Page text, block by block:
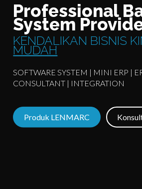
Professional
System
KENDALIKAN BISNIS
MUDAH
SOFTWARE SYSTEM | MINI ERP |
CONSULTANT | INTEGRATION
Produk LENMARC